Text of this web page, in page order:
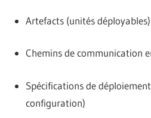
Artefacts (unités déployables)
Chemins de communication
Spécifications de
configuration)